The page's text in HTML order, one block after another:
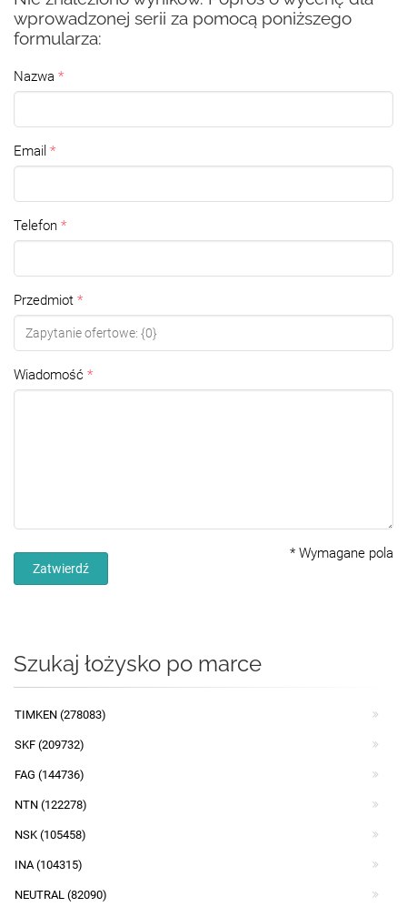
wprowadzonej serii za pomocą poniższego
formularza:
Nazwa
Email
Telefon
Przedmiot
Wiadomość
* Wymagane pola
Zatwierdź
Szukaj łożysko po marce
TIMKEN (278083)
SKF (209732)
FAG (144736)
NTN (122278)
NSK (105458)
INA (104315)
NEUTRAL (82090)